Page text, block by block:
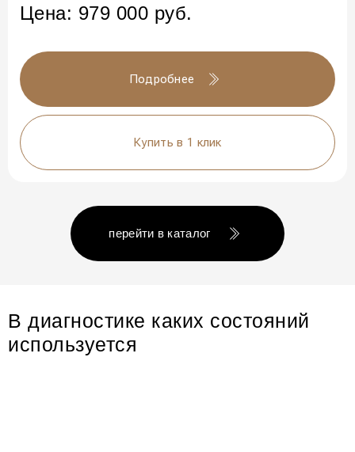
Цена: 979 000 руб.
Подробнее
Купить в 1 клик
перейти в каталог
В диагностике каких состояний
используется